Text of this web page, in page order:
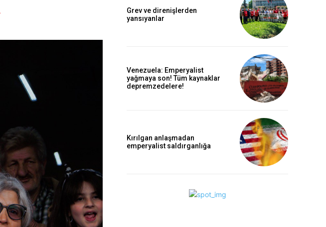
Grev ve direnişlerden
yansıyanlar
Venezuela: Emperyalist
yağmaya son! Tüm kaynaklar
depremzedelere!
Kırılgan anlaşmadan
emperyalist saldırganlığa